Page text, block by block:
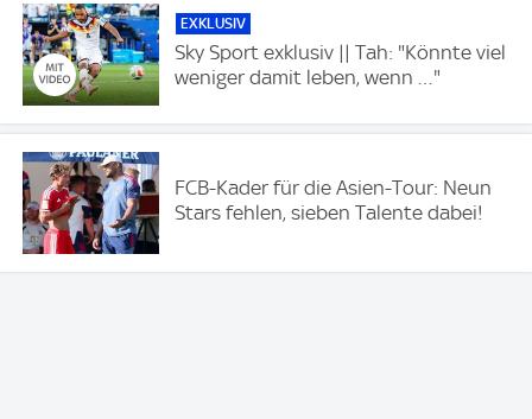
EXKLUSIV
Sky Sport exklusiv || Tah: "Könnte viel
weniger damit leben, wenn …"
FCB-Kader für die Asien-Tour: Neun
Stars fehlen, sieben Talente dabei!